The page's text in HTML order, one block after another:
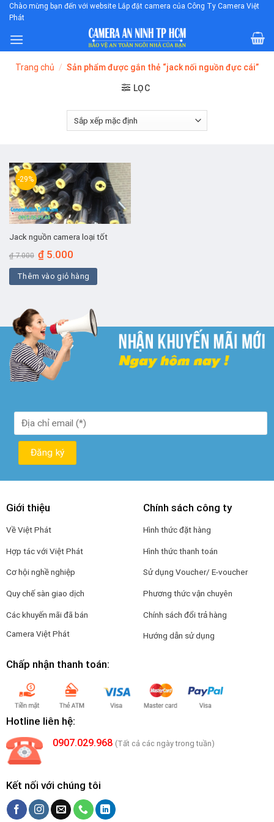
Skip
content
Chào mừng bạn đến với website Lắp đặt camera của Công Ty Camera Việt
Phát
Trang chủ / Sản phẩm được gắn thẻ “jack nối nguồn đực cái”
LỌC
-29%
Jack nguồn camera loại tốt
₫7.000 Giá
gốc
là:
₫ 7.000.
₫ 5.000
tại
là:
₫ 5.000.
Thêm vào giỏ hàng
Giới thiệu
Về Việt Phát
Hợp tác với Việt Phát
Cơ hội nghề nghiệp
Quy chế sàn giao dịch
Các khuyến mãi đã bán
Camera Việt Phát
Chính sách công ty
Hình thức đặt hàng
Hình thức thanh toán
Sử dụng Voucher/ E-voucher
Phương thức vận chuyên
Chính sách đổi trả hàng
Hướng dẫn sử dụng
Chấp nhận thanh toán:
Hotline liên hệ:
0907.029.968 (Tất cả các ngày trong tuần)
Kết nối với chúng tôi